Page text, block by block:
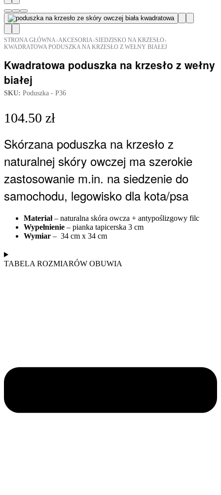
STRONA GŁÓWNA›AKCESORIA›SIEDZISKO NA KRZESŁO›
KWADRATOWA PODUSZKA NA KRZESŁO Z WEŁNY BIAŁEJ
Kwadratowa poduszka na krzesło z wełny
białej
SKU: Poduszka - P36
104.50 zł
Skórzana poduszka na krzesło z
naturalnej skóry owczej ma szerokie
zastosowanie m.in. na siedzenie do
samochodu, legowisko dla kota/psa
Materiał– naturalna skóra owcza + antypoślizgowy filc
Wypełnienie – pianka tapicerska 3 cm
Wymiar – 34 cm x 34 cm
TABELA ROZMIARÓW OBUWIA